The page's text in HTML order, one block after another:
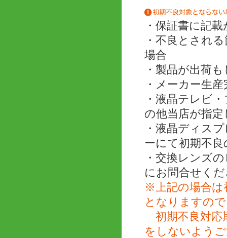
・保証書に記
・不良とされ
場合
・製品が出荷
・メーカー生
・液晶テレビ
の他当店が指
・液晶ディス
ーにて初期不
・交換レンズ
にお問合せく
※上記の場合は
となりますの
初期不良対応
をしないよう